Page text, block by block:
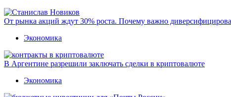
От рынка акций ждут 30% роста. Почему важно
Экономика
В Аргентине разрешили заключать сделки в криптовалюте
Экономика